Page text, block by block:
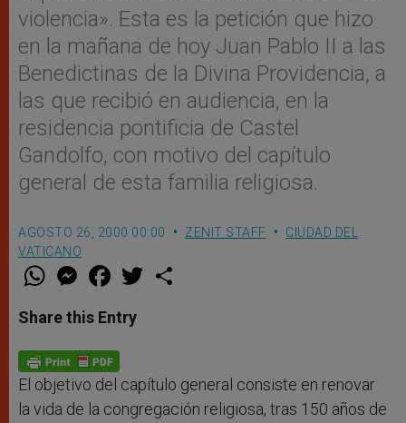
violencia». Esta es la petición que hizo
en la mañana de hoy Juan Pablo II a las
Benedictinas de la Divina Providencia, a
las que recibió en audiencia, en la
residencia pontificia de Castel
Gandolfo, con motivo del capítulo
general de esta familia religiosa.
AGOSTO 26, 2000 00:00 ZENIT STAFF
CIUDAD DEL
VATICANO
W
t
s
p
p
M
e
s
e
g
e
r
F
a
e
b
o
k
w
Share this Entry
El objetivo del capítulo general consiste en renovar
la vida de la congregación religiosa, tras 150 años de